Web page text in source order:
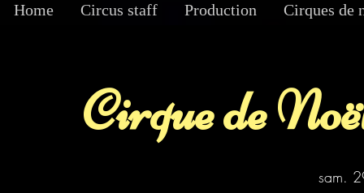
Home Circus staff Production Cirques de
Cirque de
sam.